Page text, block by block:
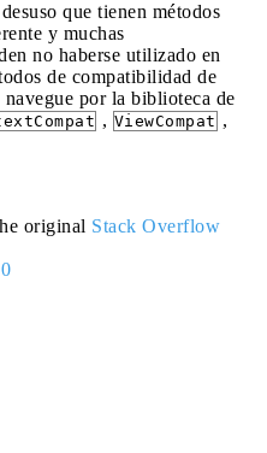
que tienen métodos
y muchas
no haberse utilizado en
de compatibilidad de
por la biblioteca de
, ViewCompat ,
original Stack Overflow